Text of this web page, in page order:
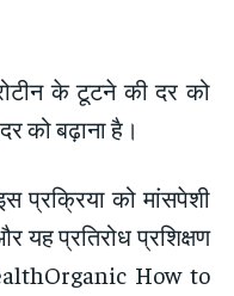
के टूटने की दर को
को बढ़ाना है।
प्रक्रिया को मांसपेशी
यह प्रतिरोध प्रशिक्षण
How to